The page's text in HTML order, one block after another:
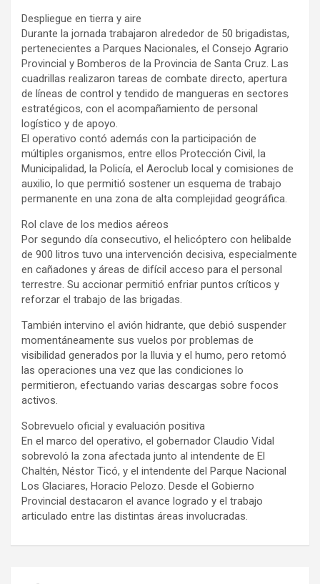
Despliegue en tierra y aire
Durante la jornada trabajaron alrededor de 50 brigadistas,
pertenecientes a Parques Nacionales, el Consejo Agrario
Provincial y Bomberos de la Provincia de Santa Cruz. Las
cuadrillas realizaron tareas de combate directo, apertura
de líneas de control y tendido de mangueras en sectores
estratégicos, con el acompañamiento de personal
logístico y de apoyo.
El operativo contó además con la participación de
múltiples organismos, entre ellos Protección Civil, la
Municipalidad, la Policía, el Aeroclub local y comisiones de
auxilio, lo que permitió sostener un esquema de trabajo
permanente en una zona de alta complejidad geográfica.
Rol clave de los medios aéreos
Por segundo día consecutivo, el helicóptero con helibalde
de 900 litros tuvo una intervención decisiva, especialmente
en cañadones y áreas de difícil acceso para el personal
terrestre. Su accionar permitió enfriar puntos críticos y
reforzar el trabajo de las brigadas.
También intervino el avión hidrante, que debió suspender
momentáneamente sus vuelos por problemas de
visibilidad generados por la lluvia y el humo, pero retomó
las operaciones una vez que las condiciones lo
permitieron, efectuando varias descargas sobre focos
activos.
Sobrevuelo oficial y evaluación positiva
En el marco del operativo, el gobernador Claudio Vidal
sobrevoló la zona afectada junto al intendente de El
Chaltén, Néstor Ticó, y el intendente del Parque Nacional
Los Glaciares, Horacio Pelozo. Desde el Gobierno
Provincial destacaron el avance logrado y el trabajo
articulado entre las distintas áreas involucradas.